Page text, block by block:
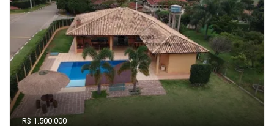
R$ 1.500.000